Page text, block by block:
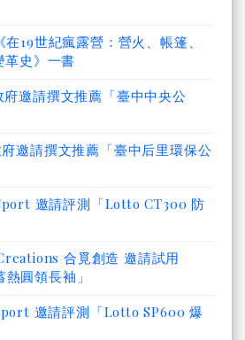
19世紀瘋露營：營火、帳篷、
革史》一書
邀請撰文推薦「臺中中央公
邀請撰文推薦「臺中后里環保公
邀請評測「Lotto CT300 防
合覓創造 邀請試用
熱圓領長袖」
邀請評測「Lotto SP600 爆